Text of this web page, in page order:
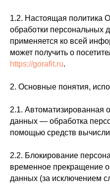
1.2. Настоящая политика
обработки персональных
применяется ко всей
может получить о
https://gorafit.ru.
2. Основные понятия,
2.1. Автоматизированная
данных — обработка
помощью средств
2.2. Блокирование
временное прекращение
данных (за исключением